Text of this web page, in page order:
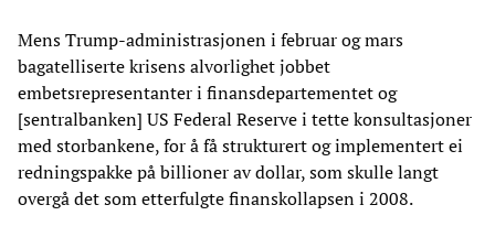
Mens Trump-administrasjonen i februar og mars
bagatelliserte krisens alvorlighet jobbet
embetsrepresentanter i finansdepartementet og
[sentralbanken] US Federal Reserve i tette konsultasjoner
med storbankene, for å få strukturert og implementert ei
redningspakke på billioner av dollar, som skulle langt
overgå det som etterfulgte finanskollapsen i 2008.